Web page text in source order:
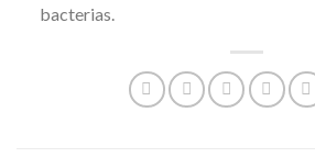
bacterias.